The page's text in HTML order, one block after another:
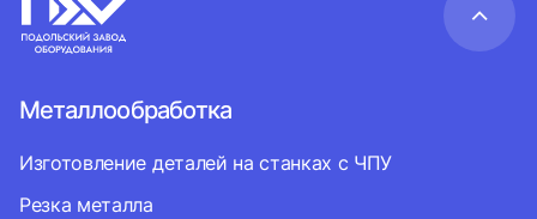
Металлообработка
Изготовление деталей на станках с ЧПУ
Резка металла